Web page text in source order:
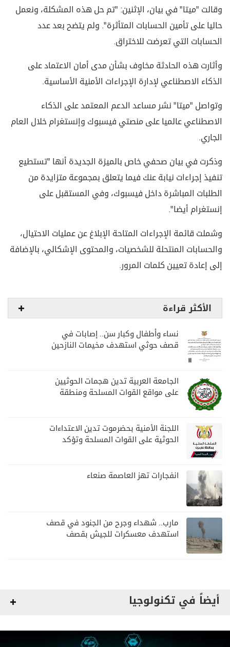
وقالت "ميتا" في بيان، الإثنين: "تم حل هذه المشكلة، ونعمل
حاليا على تأمين الحسابات المتأثرة". ولم يتضح بعد عدد
الحسابات التي تعرضت للاختراق.
وأثارت هذه الحادثة مخاوف بشأن مدى أمان الاعتماد على
الذكاء الاصطناعي لإدارة الإجراءات الأمنية الأساسية.
وتواصل "ميتا" نشر مساعد الدعم المعتمد على الذكاء
الاصطناعي عالميا على منصتي فيسبوك وإنستغرام خلال العام
الجاري.
وذكرت في بيان صحفي خاص بالميزة الجديدة أنها "تستطيع
تنفيذ إجراءات نيابة عنك فيما يتعلق بمجموعة متزايدة من
الطلبات المباشرة داخل فيسبوك، وفي المستقبل على
إنستغرام أيضا".
وشملت قائمة الإجراءات المتاحة الإبلاغ عن عمليات الاحتيال،
والحسابات المنتحلة للشخصيات، والمحتوى الإشكالي، بالإضافة
إلى إعادة تعيين كلمات المرور.
الأكثر قراءة
نساء وأطفال وكبار سن.. إصابات في
قصف حوثي استهدف مخيمات النازحين
الجامعة العربية تدين هجمات الحوثيين
على مواقع القوات المسلحة ومنطقة
اللجنة الأمنية بحضرموت تدين الاعتداءات
الحوثية على القوات المسلحة وتؤكد
انفجارات تهز العاصمة صنعاء
مارب.. شهداء وجرح من الجنود في قصف
استهدف معسكرات للجيش بقصف
أيضاً في تكنولوجيا